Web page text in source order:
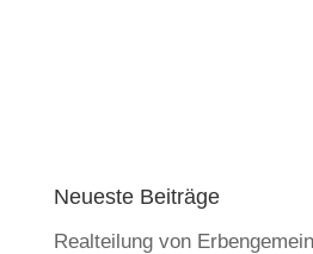
Neueste Beiträge
Realteilung von